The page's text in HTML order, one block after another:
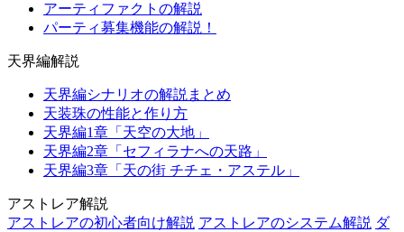
アーティファクトの解説
パーティ募集機能の解説！
天界編解説
天界編シナリオの解説まとめ
天装珠の性能と作り方
天界編1章「天空の大地」
天界編2章「セフィラナへの天路」
天界編3章「天の街 チチェ・アステル」
アストレア解説
アストレアの初心者向け解説 アストレアのシステム解説 ダ